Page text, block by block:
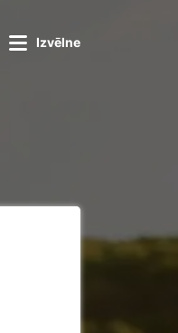
Izvēlne